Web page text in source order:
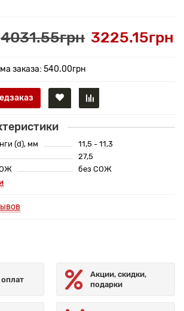
4031.55грн 3225.15грн
заказа: 540.00грн
(d), мм
11,5 - 11,3
27,5
без СОЖ
Акции, скидки,
подарки